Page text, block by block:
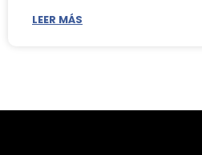
LEER MÁS